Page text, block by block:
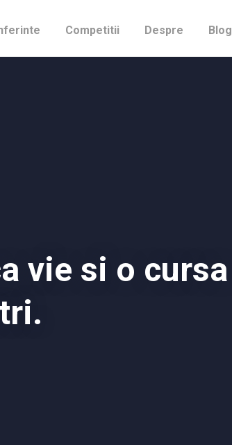
Competitii Despre Blog
vie si o cursa